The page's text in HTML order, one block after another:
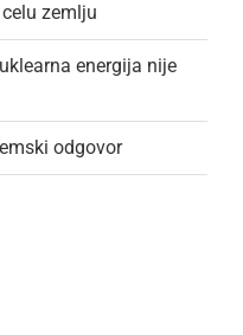
zemlju
energija nije
odgovor